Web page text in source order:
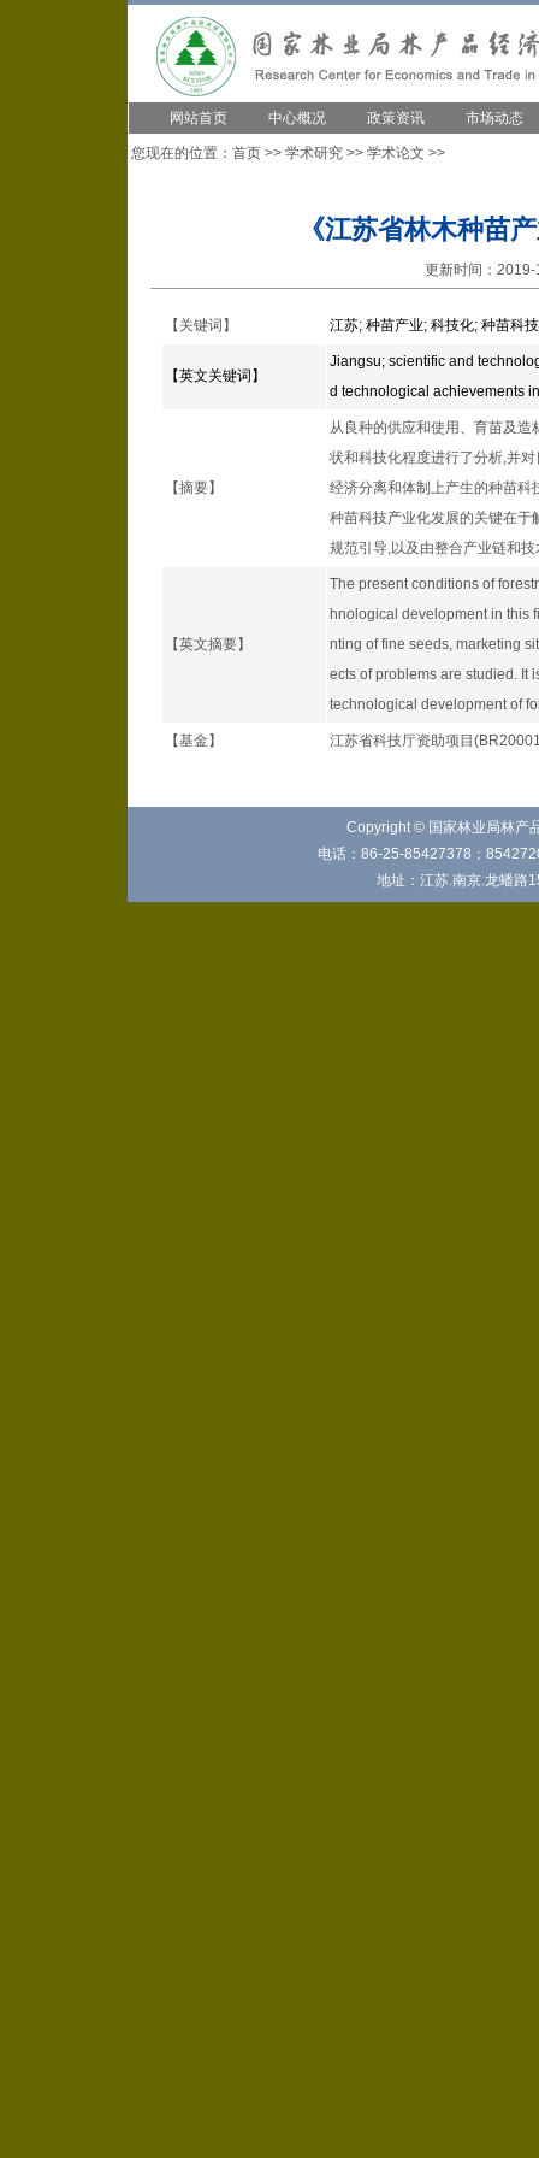
网站首页 中心概况 政策资讯 市场动态
您现在的位置： 首页 >> 学术研究 >> 学术论文 >>
《江苏省林木种苗
更新时间：
【关键词】 江苏; 种苗产业; 科技化; 种苗科
【英文关键词】
Jiangsu; scientific and
d technological achievements
【摘要】
从良种的供应和使用、育苗及
状和科技化程度进行了分析,并
经济分离和体制上产生的种苗科
种苗科技产业化发展的关键在于
规范引导,以及由整合产业链和
【英文摘要】
The present conditions of
hnological development in this
nting of fine seeds, marketing
ects of problems are studied. It
technological development of
【基金】 江苏省科技厅资助项目
Copyright © 国家林业局林产
电话：86-25-85427378；
地址：江苏.南京.龙蟠路